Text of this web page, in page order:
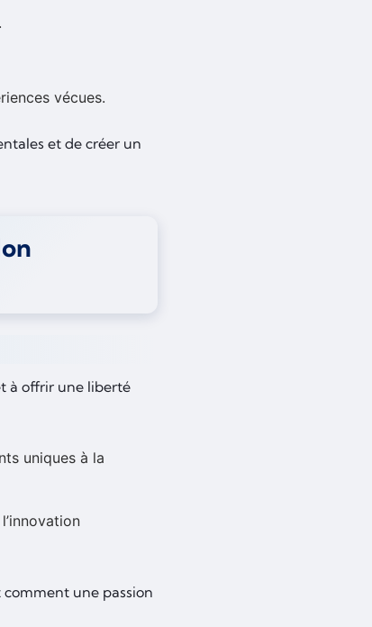
vécues.
et de créer un
à offrir une liberté
uniques à la
une passion